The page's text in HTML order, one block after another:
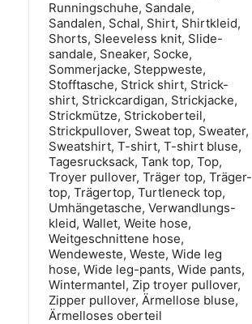
Runningschuhe, Sandale,
Sandalen, Schal, Shirt, Shirtkleid,
Shorts, Sleeveless knit, Slide-
sandale, Sneaker, Socke,
Sommerjacke, Steppweste,
Stofftasche, Strick shirt, Strick-
shirt, Strickcardigan, Strickjacke,
Strickmütze, Strickoberteil,
Strickpullover, Sweat top, Sweater,
Sweatshirt, T-shirt, T-shirt bluse,
Tagesrucksack, Tank top, Top,
Troyer pullover, Träger top, Träger-
top, Trägertop, Turtleneck top,
Umhängetasche, Verwandlungs-
kleid, Wallet, Weite hose,
Weitgeschnittene hose,
Wendeweste, Weste, Wide leg
hose, Wide leg-pants, Wide pants,
Wintermantel, Zip troyer pullover,
Zipper pullover, Ärmellose bluse,
Ärmelloses oberteil